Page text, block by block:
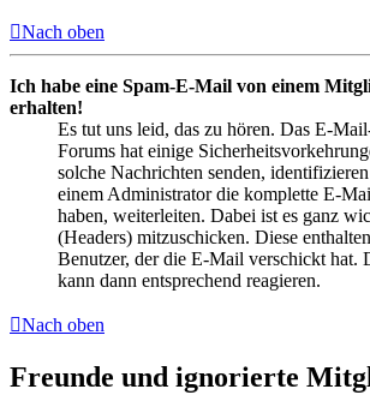
Nach oben
Ich habe eine Spam-E-Mail von einem
erhalten!
Es tut uns leid, das zu hören. Das E-
Forums hat einige
solche Nachrichten senden,
einem Administrator die komplette E-
haben, weiterleiten. Dabei ist es ganz
(Headers) mitzuschicken. Diese
Benutzer, der die E-Mail verschickt hat.
kann dann entsprechend reagieren.
Nach oben
Freunde und ignorierte